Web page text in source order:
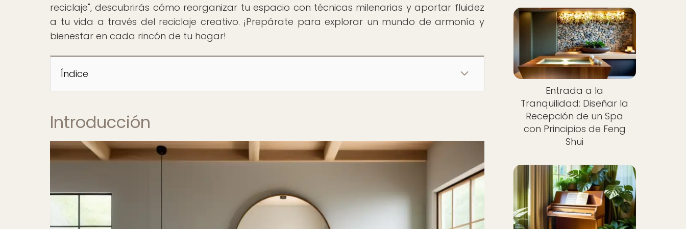
reciclaje", descubrirás cómo reorganizar tu espacio con técnicas milenarias y aportar fluidez
a tu vida a través del reciclaje creativo. ¡Prepárate para explorar un mundo de armonía y
bienestar en cada rincón de tu hogar!
Índice
Introducción
Entrada a la
Tranquilidad: Diseñar la
Recepción de un Spa
con Principios de Feng
Shui